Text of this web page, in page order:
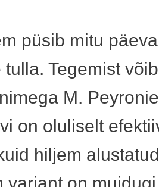
püsib mitu
Tegemist
M.
on oluliselt
hiljem